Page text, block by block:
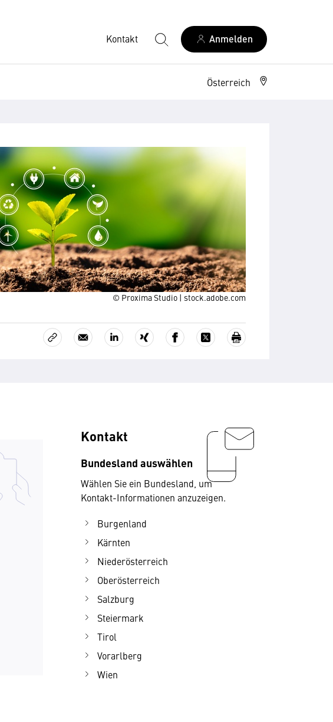
Kontakt Anmelden
Österreich
© Proxima Studio | stock.adobe.com
Kontakt
Bundesland auswählen
Wählen Sie ein Bundesland, um
Kontakt-Informationen anzuzeigen.
Burgenland
Kärnten
Niederösterreich
Oberösterreich
Salzburg
Steiermark
Tirol
Vorarlberg
Wien